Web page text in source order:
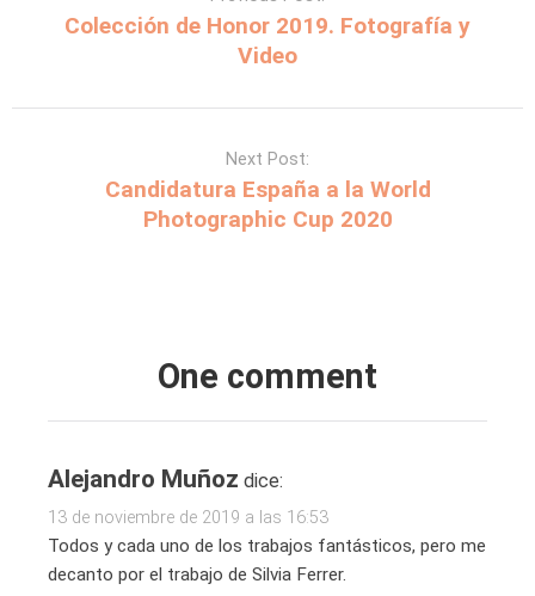
Colección de Honor 2019. Fotografía y
Video
Next Post:
Candidatura España a la World
Photographic Cup 2020
One comment
Alejandro Muñoz dice:
13 de noviembre de 2019 a las 16:53
Todos y cada uno de los trabajos fantásticos, pero me
decanto por el trabajo de Silvia Ferrer.